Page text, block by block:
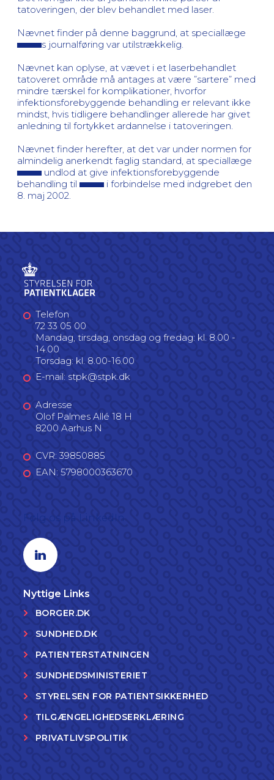
tatoveringen, der blev behandlet med laser.
Nævnet finder på denne baggrund, at speciallæge
s journalføring var utilstrækkelig.
Nævnet kan oplyse, at vævet i et laserbehandlet
tatoveret område må antages at være ”sartere” med
mindre tærskel for komplikationer, hvorfor
infektionsforebyggende behandling er relevant ikke
mindst, hvis tidligere behandlinger allerede har givet
anledning til fortykket ardannelse i tatoveringen.
Nævnet finder herefter, at det var under normen for
almindelig anerkendt faglig standard, at speciallæge
undlod at give infektionsforebyggende
behandling til
i forbindelse med indgrebet den
8. maj 2002.
Telefon
72 33 05 00
Mandag, tirsdag, onsdag og fredag: kl. 8.00 -
14.00
Torsdag: kl. 8.00-16.00
E-mail: stpk@stpk.dk
Adresse
Olof Palmes Allé 18 H
8200 Aarhus N
CVR: 39850885
EAN: 5798000363670
Linkedin profil
Nyttige Links
BORGER.DK
SUNDHED.DK
PATIENTERSTATNINGEN
SUNDHEDSMINISTERIET
STYRELSEN FOR PATIENTSIKKERHED
TILGÆNGELIGHEDSERKLÆRING
PRIVATLIVSPOLITIK